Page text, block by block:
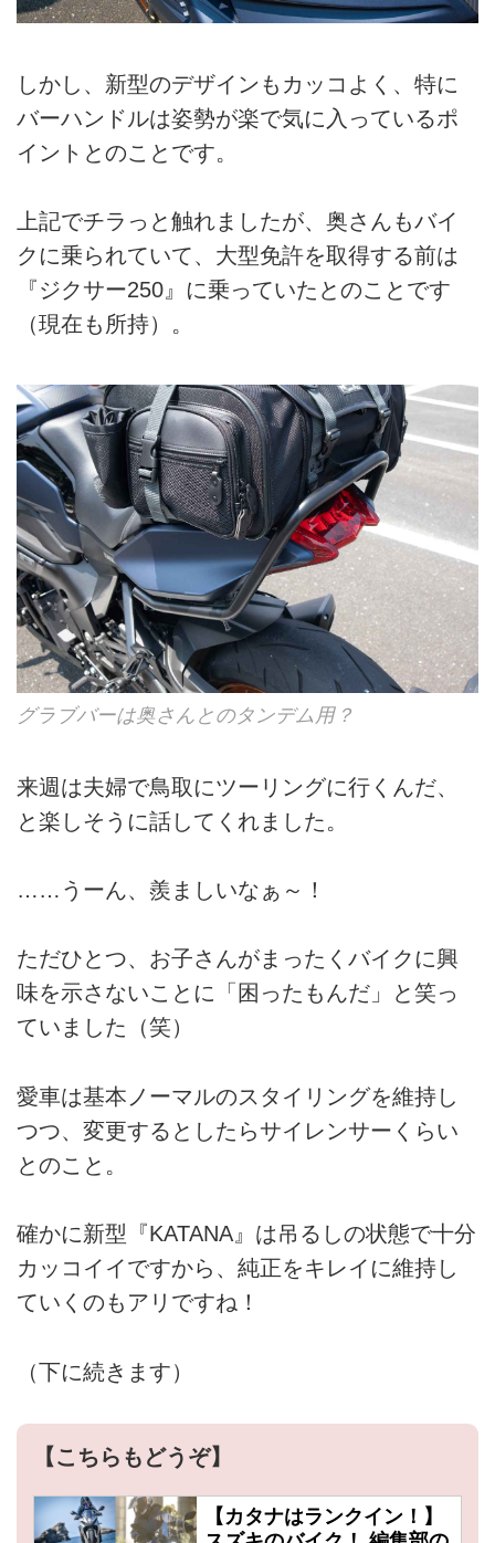
しかし、新型のデザインもカッコよく、特に
バーハンドルは姿勢が楽で気に入っているポ
イントとのことです。
上記でチラっと触れましたが、奥さんもバイ
クに乗られていて、大型免許を取得する前は
『ジクサー250』に乗っていたとのことです
（現在も所持）。
グラブバーは奥さんとのタンデム用？
来週は夫婦で鳥取にツーリングに行くんだ、
と楽しそうに話してくれました。
……うーん、羨ましいなぁ～！
ただひとつ、お子さんがまったくバイクに興
味を示さないことに「困ったもんだ」と笑っ
ていました（笑）
愛車は基本ノーマルのスタイリングを維持し
つつ、変更するとしたらサイレンサーくらい
とのこと。
確かに新型『KATANA』は吊るしの状態で十分
カッコイイですから、純正をキレイに維持し
ていくのもアリですね！
（下に続きます）
【こちらもどうぞ】
【カタナはランクイン！】